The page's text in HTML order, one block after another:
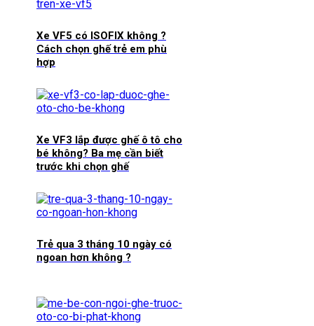
Xe VF5 có ISOFIX không ?
Cách chọn ghế trẻ em phù
hợp
Xe VF3 lắp được ghế ô tô cho
bé không? Ba mẹ cần biết
trước khi chọn ghế
Trẻ qua 3 tháng 10 ngày có
ngoan hơn không ?